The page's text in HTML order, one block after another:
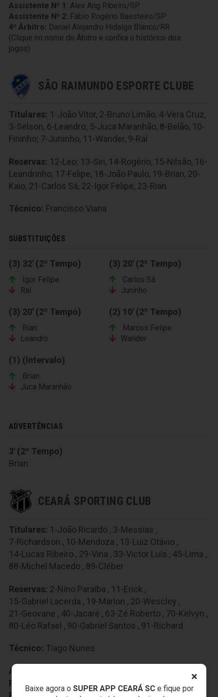
×
Baixe agora o SUPER APP CEARÁ SCe fique por
Assistente Nº 1: Alex Ang Ribeiro/SP
Assistente Nº 2: Fábio Rogério Baesteiro/SP
4º Árbitro: Daniel Alejandro Hidalgo Blanco/RR
(Clique no nome do Ábitro e confira o histórico dos
jogos)
SÃO RAIMUNDO ESPORTE CLUBE
Titulares: 1-João Vitor, 2-Bruno Limão, 4-Vera Cruz,
3-Selson, 6-Leandro; 5-Juca Maranhão, 8-Belão, 10-
Fininho; 7-Juninho, 11-Wander, 9-Raí
Reservas: 12-Leo; 13-Siri, 14-Rogério, 15-Nilsão, 16-
Leandrinho, 17-Felipe, 18-João Paulo, 19-Brian, 20-
Kaio, 21-Carlos Sá, 22-Igor Felipe, 23-Rian
Técnico: Francisco Viana
SUBSTITUIÇÕES
(3) 32' (2º Tempo)
Igor Felipe
Raí
(3) 20' (2º Tempo)
Carlos Sá
Juninho
(3) 20' (2º Tempo)
Rian
Leandro
(2) 10' (2º Tempo)
Marcos Felipe
Wander
(1) (Intervalo)
Brian
Juca Maranhão
ADVERTÊNCIAS
3' (2º Tempo)
Brian
CEARÁ SPORTING CLUB
Titulares: 1-João Ricardo , 3-Messias ,
7-Richardson , 10-Mendoza , 13-Luiz Otávio ,
14-Lucas Ribeiro , 29-Vina , 33-Victor Luís , 45-Lima ,
88-Michel Macedo , 89-Cléber
Reservas: 2-Nino Paraíba , 11-Erick ,
15-Gabriel Lacerda , 19-Marlon , 20-Wescley ,
21-Geovane , 40-Jacaré , 63-Zé Roberto , 70-Kelvyn ,
80-Léo Rafael , 90-Gabriel Santos , 91-Richard
Técnico: Tiago Nunes
Auxiliar Técnico:
Preparador Fisico:Roberto Farias